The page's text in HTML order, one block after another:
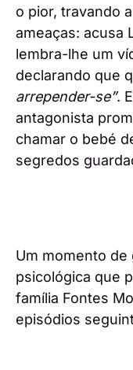
o pior, travando
ameaças: acusa
lembra-lhe um
declarando que
arrepender-se”.
antagonista
chamar o bebé
segredos
Um momento de
psicológica que
família Fontes
episódios